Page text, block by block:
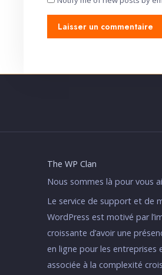
The WP Clan
Nous sommes là pour vous
Le service de support et de
WordPress est motivé par
croissante d’avoir une
en ligne pour les entreprises
associée à la complexité